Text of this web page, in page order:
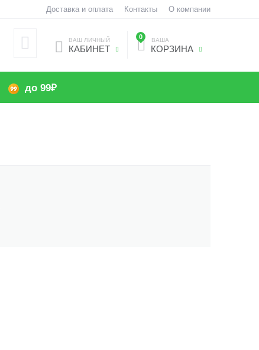
Доставка и оплата Контакты О компании
0 ВАША
КОРЗИНА
ВАШ ЛИЧНЫЙ
КАБИНЕТ
до 99₽